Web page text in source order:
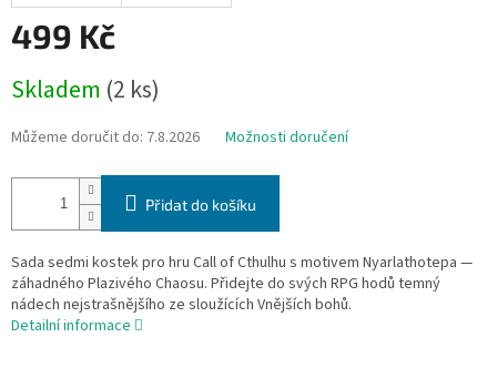
499 Kč
cena:
Skladem (2 ks)
Můžeme doručit do: 7.8.2026 Možnosti doručení
Přidat do košíku
Sada sedmi kostek pro hru Call of Cthulhu s motivem Nyarlathotepa —
záhadného Plazivého Chaosu. Přidejte do svých RPG hodů temný
nádech nejstrašnějšího ze sloužících Vnějších bohů.
Detailní informace